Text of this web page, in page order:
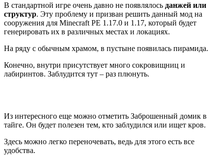
В стандартной игре очень давно не появлялось данжей или
структур. Эту проблему и призван решить данный мод на
сооружения для Minecraft PE 1.17.0 и 1.17, который будет
генерировать их в различных местах и локациях.
На ряду с обычным храмом, в пустыне появилась пирамида.
Конечно, внутри присутствует много сокровищниц и
лабиринтов. Заблудится тут – раз плюнуть.
Из интересного еще можно отметить Заброшенный домик в
тайге. Он будет полезен тем, кто заблудился или ищет кров.
Здесь можно легко переночевать, ведь для этого есть все
удобства.